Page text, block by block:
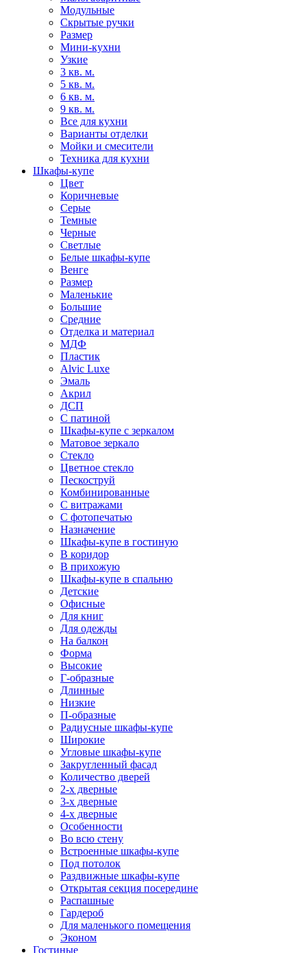
Модульные
Скрытые ручки
Размер
Мини-кухни
Узкие
3 кв. м.
5 кв. м.
6 кв. м.
9 кв. м.
Все для кухни
Варианты отделки
Мойки и смесители
Техника для кухни
Шкафы-купе
Цвет
Коричневые
Серые
Темные
Черные
Светлые
Белые шкафы-купе
Венге
Размер
Маленькие
Большие
Средние
Отделка и материал
МДФ
Пластик
Alvic Luxe
Эмаль
Акрил
ДСП
С патиной
Шкафы-купе с зеркалом
Матовое зеркало
Стекло
Цветное стекло
Пескоструй
Комбинированные
С витражами
С фотопечатью
Назначение
Шкафы-купе в гостиную
В коридор
В прихожую
Шкафы-купе в спальню
Детские
Офисные
Для книг
Для одежды
На балкон
Форма
Высокие
Г-образные
Длинные
Низкие
П-образные
Радиусные шкафы-купе
Широкие
Угловые шкафы-купе
Закругленный фасад
Количество дверей
2-х дверные
3-х дверные
4-х дверные
Особенности
Во всю стену
Встроенные шкафы-купе
Под потолок
Раздвижные шкафы-купе
Открытая секция посередине
Распашные
Гардероб
Для маленького помещения
Эконом
Гостиные